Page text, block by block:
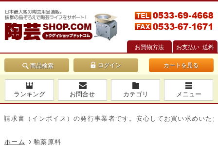
お買物方法 お支払い･送料
商品検索 カートを見る
ランキング お問合せ カテゴリ メニュー
インボイス）の発行事業者です。安心してお買い求めいただけます
ホーム 釉薬原料